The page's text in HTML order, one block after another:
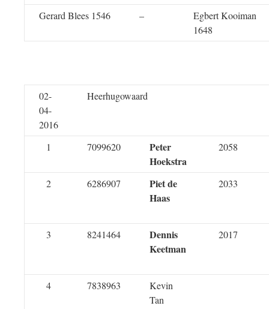
Gerard Blees 1546
–
Egbert Kooiman
1648
02-
04-
2016
Heerhugowaard
1 7099620
Peter
Hoekstra
2058
2 6286907
Piet de
Haas
2033
3 8241464
Dennis
Keetman
2017
4 7838963
Kevin
Tan